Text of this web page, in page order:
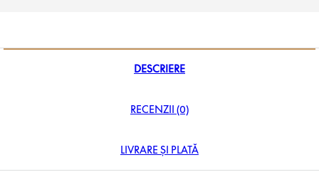
DESCRIERE
RECENZII (0)
LIVRARE ȘI PLATĂ